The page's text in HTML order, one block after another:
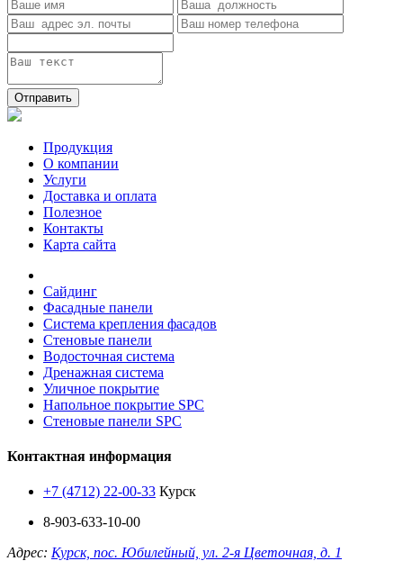
Отправить
Продукция
О компании
Услуги
Доставка и оплата
Полезное
Контакты
Карта сайта
Сайдинг
Фасадные панели
Система крепления фасадов
Стеновые панели
Водосточная система
Дренажная система
Уличное покрытие
Напольное покрытие SPC
Стеновые панели SPC
Контактная информация
+7 (4712) 22-00-33 Курск
8-903-633-10-00
Адрес: Курск, пос. Юбилейный, ул. 2-я Цветочная, д. 1